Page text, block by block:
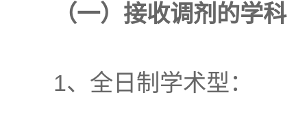
（一）接收调剂的学科
1、全日制学术型：